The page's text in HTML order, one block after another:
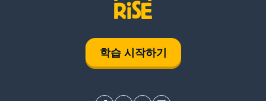
학습 시작하기